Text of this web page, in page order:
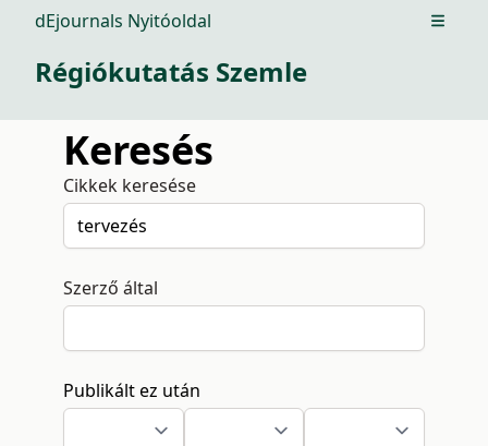
dEjournals Nyitóoldal Open
Régiókutatás Szemle
Keresés
Cikkek keresése
Szerző által
Publikált ez után